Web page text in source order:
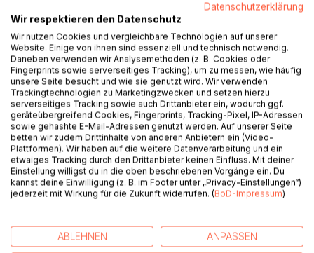
Nach einem schweren Schicksalsschlag kennt die hübsche
Architektin Carol Chisisi nur mehr eines: ihre Arbeit. Ihr
einnehmendes Lächeln ist verschwunden, ihre Freude an
Weihnachten wie weggeblasen und übrig geblieben ist eine
hartherzige und verbitterte Frau.
Doch dann fällt ihr in der Nacht vor dem Heiligen Abend ein
altes Fotoalbum auf den Kopf. Carol erhält seltsamen
Besuch von Engeln und Dämonen, wacht völlig verändert
auf und stolpert auch noch zufällig in die Arme ihrer großen
Liebe: Constantin Hartburg. Ihr Lächeln kehrt zurück und
plötzlich wünscht sich Carol, dass inmitten des
Schneetreibens in den Bergen auch für sie ein
Nach Motiven von Charles Dickens´ Weihnachtsklassiker 'A
Datenschutzerklärung
Wir respektieren den Datenschutz
Wir nutzen Cookies und vergleichbare Technologien auf unserer
Website. Einige von ihnen sind essenziell und technisch notwendig.
Daneben verwenden wir Analysemethoden (z. B. Cookies oder
Fingerprints sowie serverseitiges Tracking), um zu messen, wie häufig
unsere Seite besucht und wie sie genutzt wird. Wir verwenden
Trackingtechnologien zu Marketingzwecken und setzen hierzu
serverseitiges Tracking sowie auch Drittanbieter ein, wodurch ggf.
geräteübergreifend Cookies, Fingerprints, Tracking-Pixel, IP-Adressen
sowie gehashte E-Mail-Adressen genutzt werden. Auf unserer Seite
betten wir zudem Drittinhalte von anderen Anbietern ein (Video-
Plattformen). Wir haben auf die weitere Datenverarbeitung und ein
etwaiges Tracking durch den Drittanbieter keinen Einfluss. Mit deiner
Einstellung willigst du in die oben beschriebenen Vorgänge ein. Du
kannst deine Einwilligung (z. B. im Footer unter „Privacy-Einstellungen“)
jederzeit mit Wirkung für die Zukunft widerrufen. (BoD-Impressum)
ABLEHNEN ANPASSEN